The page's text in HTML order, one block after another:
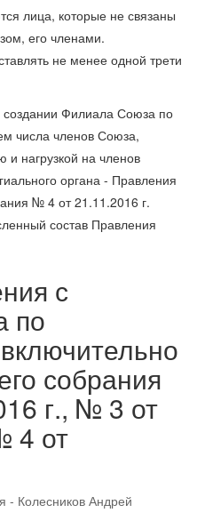
лица, которые не связаны
его членами.
не менее одной трети
Филиала Союза по
числа членов Союза,
и нагрузкой на членов
органа - Правления
№ 4 от 21.11.2016 г.
состав Правления
с
по
собрания
г., № 3 от
4 от
- Колесников Андрей